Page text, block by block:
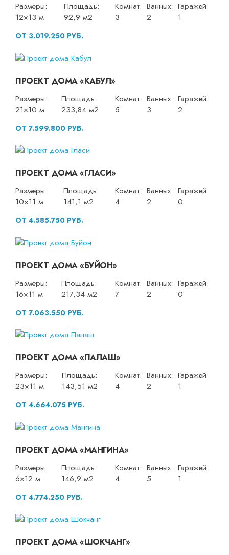
Размеры:
12×13 м
Площадь:
92,9 м2
Комнат:
3
Ванных:
2
Гаражей:
1
ОТ 3.019.250 РУБ.
ПРОЕКТ ДОМА «КАБУЛ»
Размеры:
21×10 м
Площадь:
233,84 м2
Комнат:
5
Ванных:
3
Гаражей:
2
ОТ 7.599.800 РУБ.
ПРОЕКТ ДОМА «ГЛАСИ»
Размеры:
10×11 м
Площадь:
141,1 м2
Комнат:
4
Ванных:
2
Гаражей:
0
ОТ 4.585.750 РУБ.
ПРОЕКТ ДОМА «БУЙОН»
Размеры:
16×11 м
Площадь:
217,34 м2
Комнат:
7
Ванных:
2
Гаражей:
0
ОТ 7.063.550 РУБ.
ПРОЕКТ ДОМА «ПАЛАШ»
Размеры:
23×11 м
Площадь:
143,51 м2
Комнат:
4
Ванных:
2
Гаражей:
1
ОТ 4.664.075 РУБ.
ПРОЕКТ ДОМА «МАНГИНА»
Размеры:
6×12 м
Площадь:
146,9 м2
Комнат:
4
Ванных:
5
Гаражей:
1
ОТ 4.774.250 РУБ.
ПРОЕКТ ДОМА «ШОКЧАНГ»